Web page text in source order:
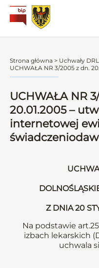
Strona główna > Uchwały
UCHWAŁA NR 3/2005 z dn.
UCHWAŁA NR
20.01.2005 –
internetowej
Z DNIA 20
Na podstawie
izbach lekarskich
uchwala